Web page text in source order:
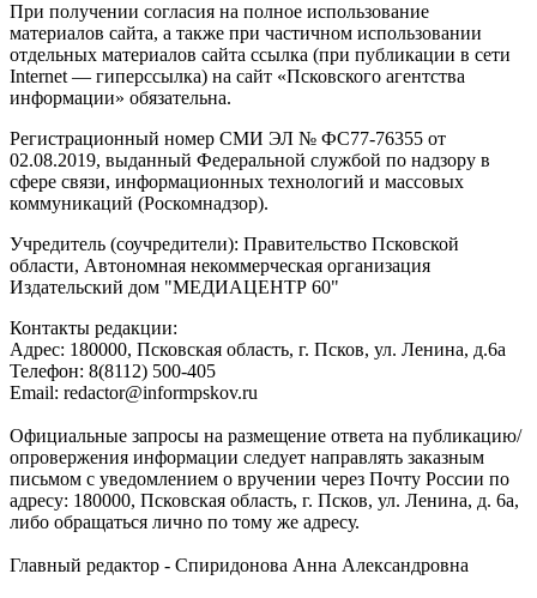
При получении согласия на полное использование
материалов сайта, а также при частичном использовании
отдельных материалов сайта ссылка (при публикации в сети
Internet — гиперссылка) на сайт «Псковского агентства
информации» обязательна.
Регистрационный номер СМИ ЭЛ № ФС77-76355 от
02.08.2019, выданный Федеральной службой по надзору в
сфере связи, информационных технологий и массовых
коммуникаций (Роскомнадзор).
Учредитель (соучредители): Правительство Псковской
области, Автономная некоммерческая организация
Издательский дом "МЕДИАЦЕНТР 60"
Контакты редакции:
Адреc: 180000, Псковская область, г. Псков, ул. Ленина, д.6а
Телефон: 8(8112) 500-405
Email: redactor@informpskov.ru
Официальные запросы на размещение ответа на публикацию/
опровержения информации следует направлять заказным
письмом с уведомлением о вручении через Почту России по
адресу: 180000, Псковская область, г. Псков, ул. Ленина, д. 6а,
либо обращаться лично по тому же адресу.
Главный редактор - Спиридонова Анна Александровна